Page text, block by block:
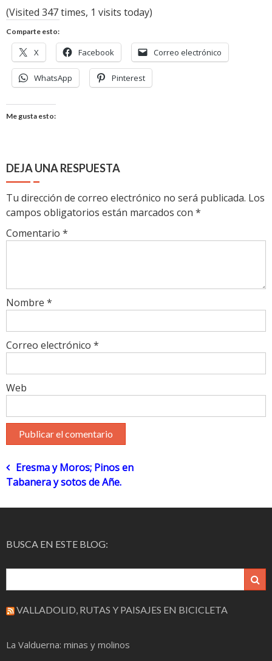
(Visited 347 times, 1 visits today)
Comparte esto:
X Facebook Correo electrónico
WhatsApp Pinterest
Me gusta esto:
DEJA UNA RESPUESTA
Tu dirección de correo electrónico no será publicada. Los
campos obligatorios están marcados con *
Comentario *
Nombre *
Correo electrónico *
Web
Navegación
Eresma y Moros; Pinos en
Tabanera y sotos de Añe.
BUSCA EN ESTE BLOG:
VALLADOLID, RUTAS Y PAISAJES EN BICICLETA
La Valduerna: minas y molinos